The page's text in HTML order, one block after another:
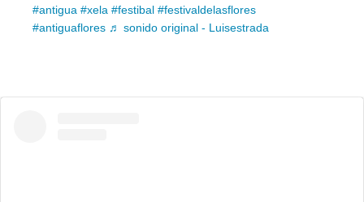
#antigua #xela #festibal #festivaldelasflores
#antiguaflores ♬ sonido original - Luisestrada